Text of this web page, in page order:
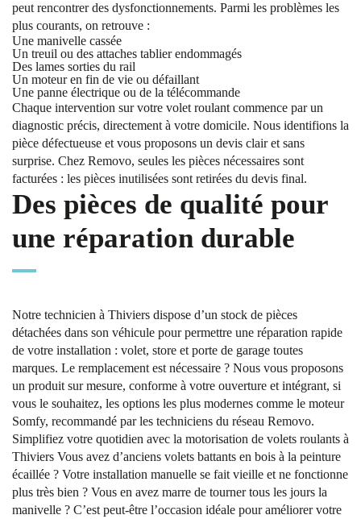
peut rencontrer des dysfonctionnements. Parmi les problèmes les
plus courants, on retrouve :
Une manivelle cassée
Un treuil ou des attaches tablier endommagés
Des lames sorties du rail
Un moteur en fin de vie ou défaillant
Une panne électrique ou de la télécommande
Chaque intervention sur votre volet roulant commence par un
diagnostic précis, directement à votre domicile. Nous identifions la
pièce défectueuse et vous proposons un devis clair et sans
surprise. Chez Removo, seules les pièces nécessaires sont
facturées : les pièces inutilisées sont retirées du devis final.
Des pièces de qualité pour
une réparation durable
Notre technicien à Thiviers dispose d’un stock de pièces
détachées dans son véhicule pour permettre une réparation rapide
de votre installation : volet, store et porte de garage toutes
marques. Le remplacement est nécessaire ? Nous vous proposons
un produit sur mesure, conforme à votre ouverture et intégrant, si
vous le souhaitez, les options les plus modernes comme le moteur
Somfy, recommandé par les techniciens du réseau Removo.
Simplifiez votre quotidien avec la motorisation de volets roulants à
Thiviers Vous avez d’anciens volets battants en bois à la peinture
écaillée ? Votre installation manuelle se fait vieille et ne fonctionne
plus très bien ? Vous en avez marre de tourner tous les jours la
manivelle ? C’est peut-être l’occasion idéale pour améliorer votre